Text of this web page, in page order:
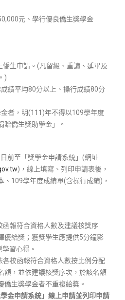
元、學行優良僑生獎學金
僑生申請。(凡留級、重讀、延畢及
)
績平均80分以上、操行成績80分
者，明(111)年不得以109學年度
贈僑生獎助學金」。
前至「獎學金申請系統」(網址
)，線上填寫、列印申請表後，
、109學年度成績單(含操行成績)，
函報符合資格人數及建議核獎序
優給獎；獲獎學生應提供5分鐘影
習心得。
各校函報符合資格人數按比例分配
額，並依建議核獎序次，於該名額
僑生獎學金者不重複給獎。
金申請系統」線上申請並列印申請